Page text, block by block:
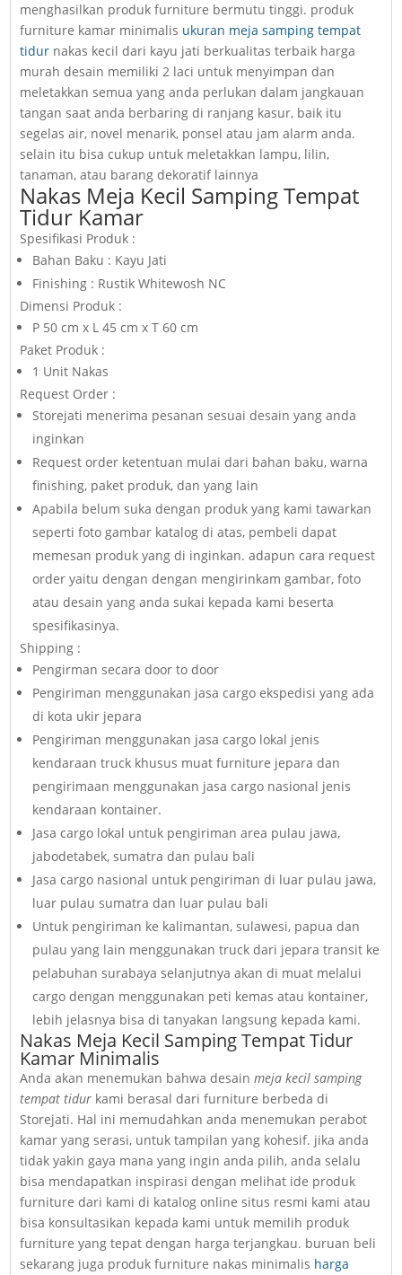
menghasilkan produk furniture bermutu tinggi. produk
furniture kamar minimalis ukuran meja samping tempat
tidur nakas kecil dari kayu jati berkualitas terbaik harga
murah desain memiliki 2 laci untuk menyimpan dan
meletakkan semua yang anda perlukan dalam jangkauan
tangan saat anda berbaring di ranjang kasur, baik itu
segelas air, novel menarik, ponsel atau jam alarm anda.
selain itu bisa cukup untuk meletakkan lampu, lilin,
tanaman, atau barang dekoratif lainnya
Nakas Meja Kecil Samping Tempat
Tidur Kamar
Spesifikasi Produk :
Bahan Baku : Kayu Jati
Finishing : Rustik Whitewosh NC
Dimensi Produk :
P 50 cm x L 45 cm x T 60 cm
Paket Produk :
1 Unit Nakas
Request Order :
Storejati menerima pesanan sesuai desain yang anda
inginkan
Request order ketentuan mulai dari bahan baku, warna
finishing, paket produk, dan yang lain
Apabila belum suka dengan produk yang kami tawarkan
seperti foto gambar katalog di atas, pembeli dapat
memesan produk yang di inginkan. adapun cara request
order yaitu dengan dengan mengirinkam gambar, foto
atau desain yang anda sukai kepada kami beserta
spesifikasinya.
Shipping :
Pengirman secara door to door
Pengiriman menggunakan jasa cargo ekspedisi yang ada
di kota ukir jepara
Pengiriman menggunakan jasa cargo lokal jenis
kendaraan truck khusus muat furniture jepara dan
pengirimaan menggunakan jasa cargo nasional jenis
kendaraan kontainer.
Jasa cargo lokal untuk pengiriman area pulau jawa,
jabodetabek, sumatra dan pulau bali
Jasa cargo nasional untuk pengiriman di luar pulau jawa,
luar pulau sumatra dan luar pulau bali
Untuk pengiriman ke kalimantan, sulawesi, papua dan
pulau yang lain menggunakan truck dari jepara transit ke
pelabuhan surabaya selanjutnya akan di muat melalui
cargo dengan menggunakan peti kemas atau kontainer,
lebih jelasnya bisa di tanyakan langsung kepada kami.
Nakas Meja Kecil Samping Tempat Tidur
Kamar Minimalis
Anda akan menemukan bahwa desainmeja kecil samping
tempat tidur kami berasal dari furniture berbeda di
Storejati. Hal ini memudahkan anda menemukan perabot
kamar yang serasi, untuk tampilan yang kohesif. jika anda
tidak yakin gaya mana yang ingin anda pilih, anda selalu
bisa mendapatkan inspirasi dengan melihat ide produk
furniture dari kami di katalog online situs resmi kami atau
bisa konsultasikan kepada kami untuk memilih produk
furniture yang tepat dengan harga terjangkau. buruan beli
sekarang juga produk furniture nakas minimalis harga